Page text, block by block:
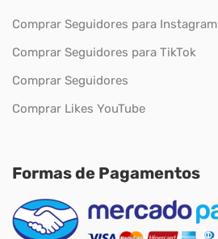
Comprar Seguidores para Instagram
Comprar Seguidores para TikTok
Comprar Seguidores
Comprar Likes YouTube
Formas de Pagamentos